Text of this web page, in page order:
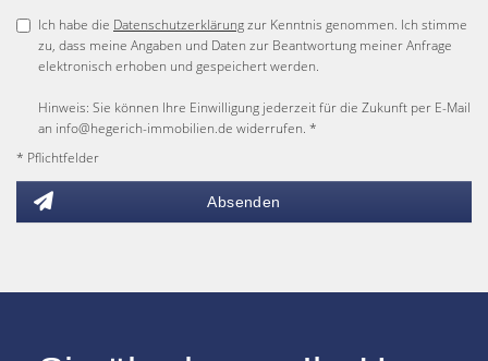
Ich habe die Datenschutzerklärungzur Kenntnis genommen. Ich stimme
zu, dass meine Angaben und Daten zur Beantwortung meiner Anfrage
elektronisch erhoben und gespeichert werden.
Hinweis: Sie können Ihre Einwilligung jederzeit für die Zukunft per E-Mail
an info@hegerich-immobilien.de widerrufen. *
* Pflichtfelder
Absenden